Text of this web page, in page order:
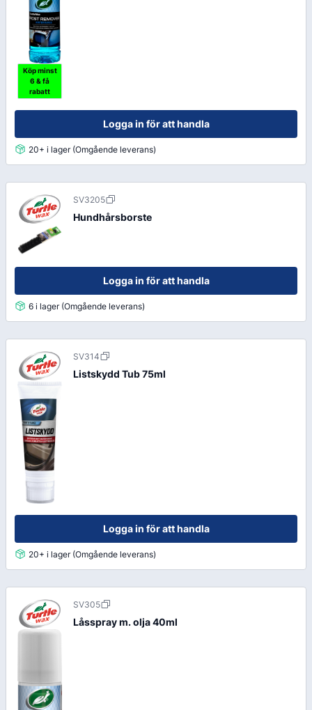
Köp minst
6 & få
rabatt
Logga in för att handla
20+ i lager (Omgående leverans)
SV3205
Hundhårsborste
Logga in för att handla
6 i lager (Omgående leverans)
SV314
Listskydd Tub 75ml
Logga in för att handla
20+ i lager (Omgående leverans)
SV305
Låsspray m. olja 40ml